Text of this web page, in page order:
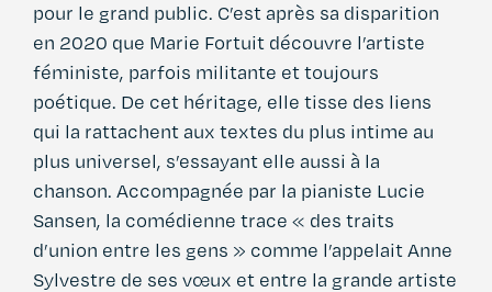
pour le grand public. C’est après sa disparition
en 2020 que Marie Fortuit découvre l’artiste
féministe, parfois militante et toujours
poétique. De cet héritage, elle tisse des liens
qui la rattachent aux textes du plus intime au
plus universel, s’essayant elle aussi à la
chanson. Accompagnée par la pianiste Lucie
Sansen, la comédienne trace « des traits
d’union entre les gens » comme l’appelait Anne
Sylvestre de ses vœux et entre la grande artiste